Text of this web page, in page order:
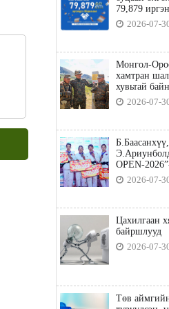
79,879
ТЭРБУМ
татвараа
2026-07-
Монгол-
хамтран
хувьтай
2026-07-
Б.Баасанхүү,
OPEN-
2026-07-
Цахилгаан
байршлууд
2026-07-
Төв